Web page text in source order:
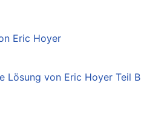
Eric Hoyer
von Eric Hoyer Teil B